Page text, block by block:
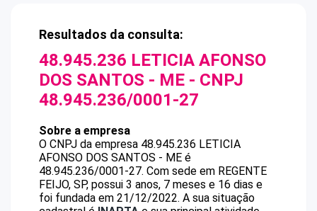
Resultados da consulta:
48.945.236 LETICIA AFONSO
DOS SANTOS - ME - CNPJ
48.945.236/0001-27
Sobre a empresa
O CNPJ da empresa 48.945.236 LETICIA
AFONSO DOS SANTOS - ME é
48.945.236/0001-27. Com sede em REGENTE
FEIJO, SP, possui 3 anos, 7 meses e 16 dias e
foi fundada em 21/12/2022. A sua situação